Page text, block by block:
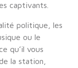
captivants.
politique, les
ou le
qu’il vous
la station,